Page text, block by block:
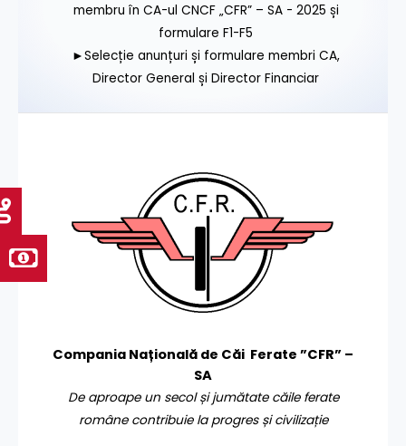
membru în CA-ul CNCF „CFR” – SA - 2025 și
formulare F1-F5
►Selecție anunțuri și formulare membri CA,
Director General și Director Financiar
Compania Națională de Căi Ferate ”CFR” –
SA
De aproape un secol și jumătate căile ferate
române contribuie la progres și civilizație